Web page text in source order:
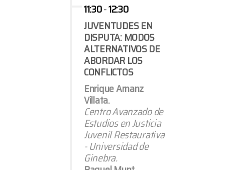
11:30-12:30
JUVENTUDES EN
DISPUTA: MODOS
ALTERNATIVOS DE
ABORDAR LOS
CONFLICTOS
Enrique Arnanz
Villata.
Centro Avanzado de
Estudios en Justicia
Juvenil Restaurativa
- Universidad de
Ginebra.